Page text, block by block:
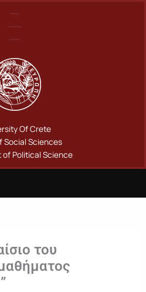
Of Crete
Social Sciences
of Political Science
του